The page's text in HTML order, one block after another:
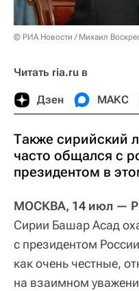
© РИА Новости / Михаил
Читать ria.ru в
Дзен МАКС
Также сирийский
часто общался с
президентом в
МОСКВА, 14 июл —
Сирии Башар Асад
с президентом
как очень честные,
на взаимном